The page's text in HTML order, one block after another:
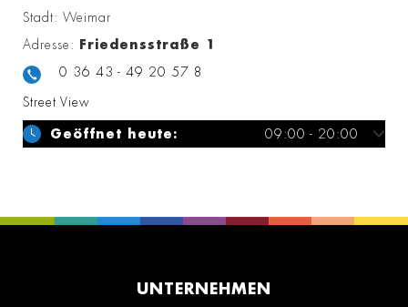
Stadt: Weimar
Adresse: Friedensstraße 1
0 36 43 - 49 20 57 8
Street View
Geöffnet heute: 09:00 - 20:00
UNTERNEHMEN